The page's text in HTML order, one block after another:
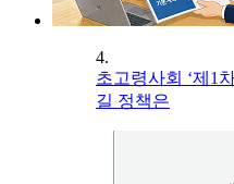
4.
초고령사회 ‘제1
길 정책은